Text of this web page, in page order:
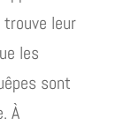
leur
les
sont
À